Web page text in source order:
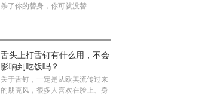
杀了你的替身，你可就没替
舌头上打舌钉有什么用，不会
影响到吃饭吗？
关于舌钉，一定是从欧美流传过来
的朋克风，很多人喜欢在脸上、身